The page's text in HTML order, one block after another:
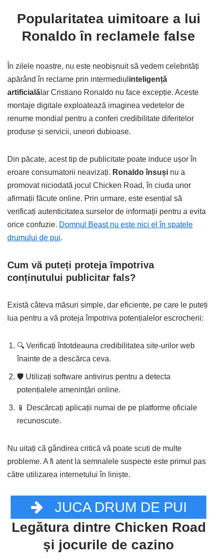
Popularitatea uimitoare a lui
Ronaldo în reclamele false
În zilele noastre, nu este neobișnuit să vedem celebrități
apărând în reclame prin intermediul inteligență
artificială Iar Cristiano Ronaldo nu face excepție. Aceste
montaje digitale exploatează imaginea vedetelor de
renume mondial pentru a conferi credibilitate diferitelor
produse și servicii, uneori dubioase.
Din păcate, acest tip de publicitate poate induce ușor în
eroare consumatorii neavizați. Ronaldo însuși nu a
promovat niciodată jocul Chicken Road, în ciuda unor
afirmații făcute online. Prin urmare, este esențial să
verificați autenticitatea surselor de informații pentru a evita
orice confuzie. Domnul Beast nu este nici el în spatele
drumului de pui.
Cum vă puteți proteja împotriva
conținutului publicitar fals?
Există câteva măsuri simple, dar eficiente, pe care le puteți
lua pentru a vă proteja împotriva potențialelor escrocherii:
🔍 Verificați întotdeauna credibilitatea site-urilor web
înainte de a descărca ceva.
🛡️ Utilizați software antivirus pentru a detecta
potențialele amenințări online.
📱 Descărcați aplicații numai de pe platforme oficiale
recunoscute.
Nu uitați că gândirea critică vă poate scuti de multe
probleme. A fi atent la semnalele suspecte este primul pas
către utilizarea internetului în liniște.
JUCA DRUM DE PUI
Legătura dintre Chicken Road
și jocurile de cazino